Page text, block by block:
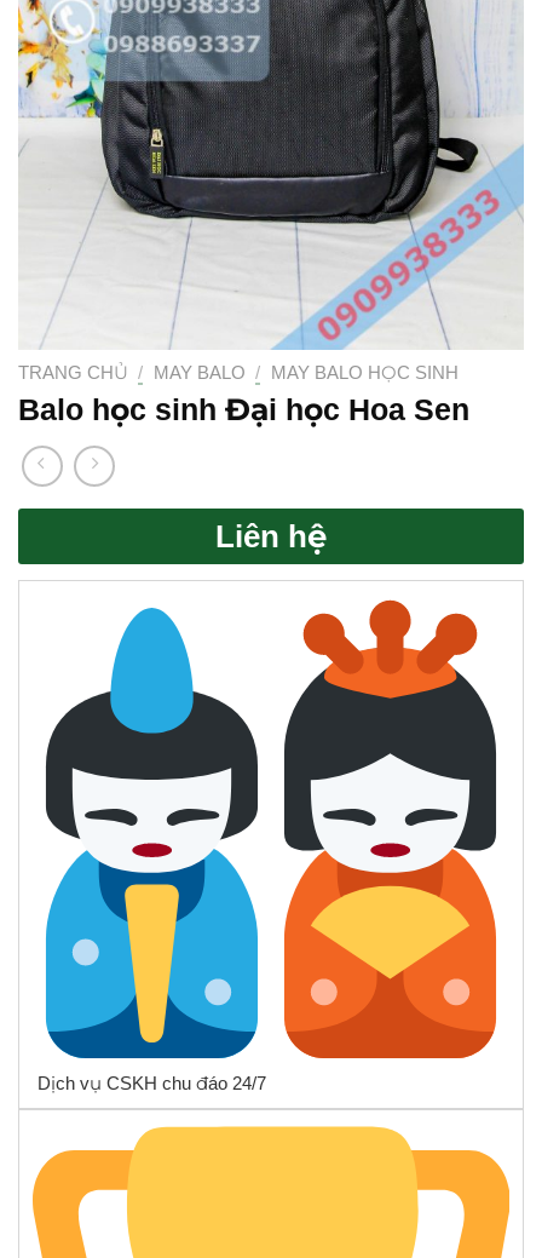
TRANG CHỦ / MAY BALO / MAY BALO HỌC SINH
Balo học sinh Đại học Hoa Sen
Liên hệ
Dịch vụ CSKH chu đáo 24/7